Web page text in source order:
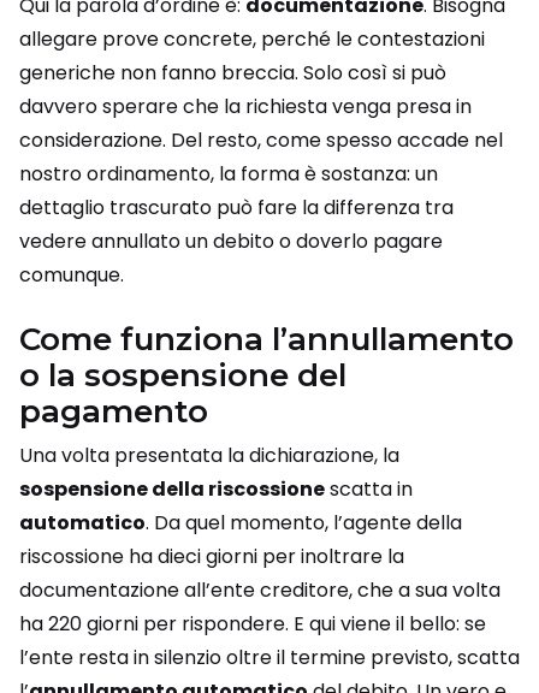
allegare prove concrete, perché le contestazioni
generiche non fanno breccia. Solo così si può
davvero sperare che la richiesta venga presa in
considerazione. Del resto, come spesso accade nel
nostro ordinamento, la forma è sostanza: un
dettaglio trascurato può fare la differenza tra
vedere annullato un debito o doverlo pagare
comunque.
Come funziona l’annullamento
o la sospensione del
pagamento
Una volta presentata la dichiarazione, la
sospensione della riscossionescatta in
automatico. Da quel momento, l’agente della
riscossione ha dieci giorni per inoltrare la
documentazione all’ente creditore, che a sua volta
ha 220 giorni per rispondere. E qui viene il bello: se
l’ente resta in silenzio oltre il termine previsto, scatta